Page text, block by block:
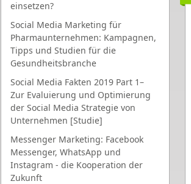
einsetzen?
Social Media Marketing für
Pharmaunternehmen: Kampagnen,
Tipps und Studien für die
Gesundheitsbranche
Social Media Fakten 2019 Part 1–
Zur Evaluierung und Optimierung
der Social Media Strategie von
Unternehmen [Studie]
Messenger Marketing: Facebook
Messenger, WhatsApp und
Instagram - die Kooperation der
Zukunft